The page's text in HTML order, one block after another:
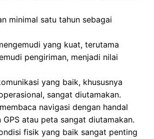
minimal satu tahun sebagai
yang kuat, terutama
pengiriman, menjadi nilai
yang baik, khususnya
sangat diutamakan.
navigasi dengan handal
GPS atau peta sangat diutamakan.
fisik yang baik sangat penting